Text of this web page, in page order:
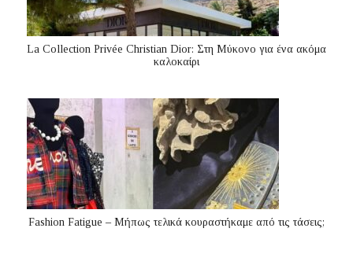
La Collection Privée Christian Dior: Στη Μύκονο για ένα ακόμα
καλοκαίρι
Fashion Fatigue – Μήπως τελικά κουραστήκαμε από τις τάσεις;